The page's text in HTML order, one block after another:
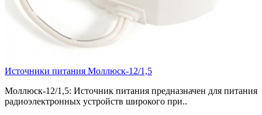
Источники питания Моллюск-12/1,5
Моллюск-12/1,5: Источник питания предназначен для питания
радиоэлектронных устройств широкого при..